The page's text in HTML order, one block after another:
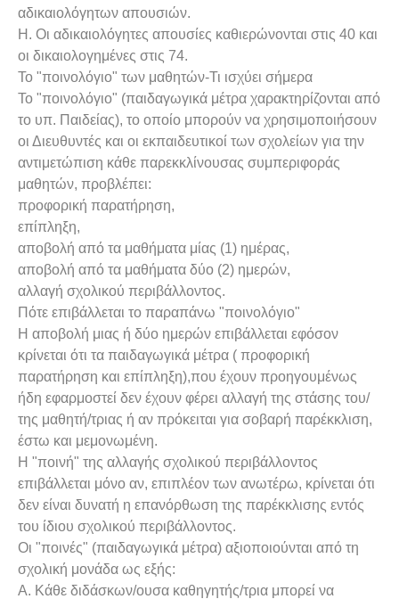
αδικαιολόγητων απουσιών.
Η. Οι αδικαιολόγητες απουσίες καθιερώνονται στις 40 και
οι δικαιολογημένες στις 74.
Το "ποινολόγιο" των μαθητών-Τι ισχύει σήμερα
Το "ποινολόγιο" (παιδαγωγικά μέτρα χαρακτηρίζονται από
το υπ. Παιδείας), το οποίο μπορούν να χρησιμοποιήσουν
οι Διευθυντές και οι εκπαιδευτικοί των σχολείων για την
αντιμετώπιση κάθε παρεκκλίνουσας συμπεριφοράς
μαθητών, προβλέπει:
προφορική παρατήρηση,
επίπληξη,
αποβολή από τα μαθήματα μίας (1) ημέρας,
αποβολή από τα μαθήματα δύο (2) ημερών,
αλλαγή σχολικού περιβάλλοντος.
Πότε επιβάλλεται το παραπάνω "ποινολόγιο"
Η αποβολή μιας ή δύο ημερών επιβάλλεται εφόσον
κρίνεται ότι τα παιδαγωγικά μέτρα ( προφορική
παρατήρηση και επίπληξη),που έχουν προηγουμένως
ήδη εφαρμοστεί δεν έχουν φέρει αλλαγή της στάσης του/
της μαθητή/τριας ή αν πρόκειται για σοβαρή παρέκκλιση,
έστω και μεμονωμένη.
Η "ποινή" της αλλαγής σχολικού περιβάλλοντος
επιβάλλεται μόνο αν, επιπλέον των ανωτέρω, κρίνεται ότι
δεν είναι δυνατή η επανόρθωση της παρέκκλισης εντός
του ίδιου σχολικού περιβάλλοντος.
Οι "ποινές" (παιδαγωγικά μέτρα) αξιοποιούνται από τη
σχολική μονάδα ως εξής:
Α. Κάθε διδάσκων/ουσα καθηγητής/τρια μπορεί να